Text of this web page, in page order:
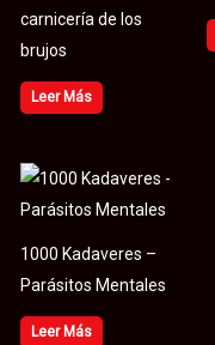
carnicería de los
brujos
Leer Más
1000 Kadaveres –
Parásitos Mentales
Leer Más